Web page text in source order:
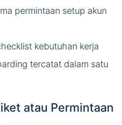
permintaan setup akun
kebutuhan kerja
tercatat dalam satu
atau Permintaan